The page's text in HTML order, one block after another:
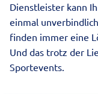
Dienstleister kann
einmal
finden immer eine
Und das trotz der
Sportevents.